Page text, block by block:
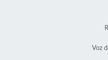
Voz